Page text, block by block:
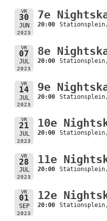
VR
30
JUN
2023
7e
20:00
VR
07
JUL
2023
8e
20:00
VR
14
JUL
2023
9e
20:00
VR
21
JUL
2023
10e
20:00
VR
28
JUL
2023
11e
20:00
VR
01
SEP
2023
12e
20:00